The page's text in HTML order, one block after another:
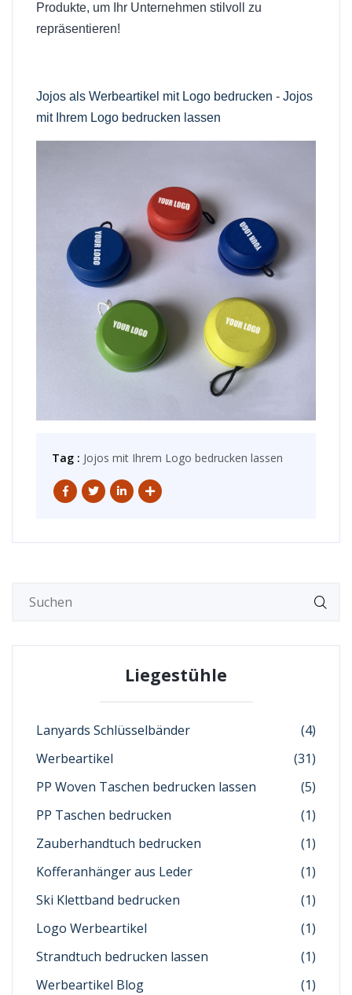
Produkte, um Ihr Unternehmen stilvoll zu
repräsentieren!
Jojos als Werbeartikel mit Logo bedrucken - Jojos
mit Ihrem Logo bedrucken lassen
Tag : Jojos mit Ihrem Logo bedrucken lassen
Liegestühle
Lanyards Schlüsselbänder
(4)
Werbeartikel
(31)
PP Woven Taschen bedrucken lassen
(5)
PP Taschen bedrucken
(1)
Zauberhandtuch bedrucken
(1)
Kofferanhänger aus Leder
(1)
Ski Klettband bedrucken
(1)
Logo Werbeartikel
(1)
Strandtuch bedrucken lassen
(1)
Werbeartikel Blog
(1)